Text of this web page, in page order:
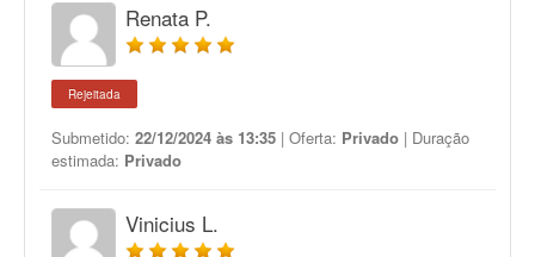
Renata P.
Rejeitada
Submetido: 22/12/2024 às 13:35 | Oferta: Privado | Duração
estimada: Privado
Vinicius L.